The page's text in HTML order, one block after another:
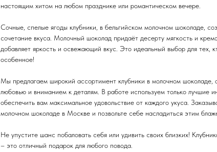
настоящим хитом на любом празднике или романтическом вечере.
Сочные, спелые ягоды клубники, в бельгийском молочном шоколаде,
сочетание вкуса. Молочный шоколад придаёт десерту мягкость и
добавляет яркость и освежающий вкус. Это идеальный выбор для тех,
особенное!
Мы предлагаем широкий ассортимент клубники в молочном шоколаде,
любовью и вниманием к деталям. В работе используем только лучшие
обеспечить вам максимальное удовольствие от каждого укуса.
молочном шоколаде в Москве и позвольте себе насладиться этим
Не упустите шанс побаловать себя или удивить своих близких!
– это отличный подарок для любого повода.